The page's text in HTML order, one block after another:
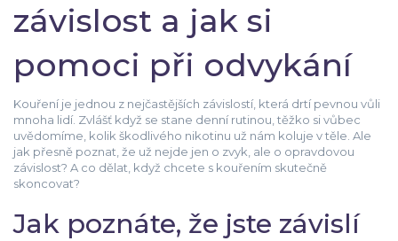
závislost a jak si
pomoci při odvykání
Kouření je jednou z nejčastějších závislostí, která drtí pevnou vůli
mnoha lidí. Zvlášť když se stane denní rutinou, těžko si vůbec
uvědomíme, kolik škodlivého nikotinu už nám koluje v těle. Ale
jak přesně poznat, že už nejde jen o zvyk, ale o opravdovou
závislost? A co dělat, když chcete s kouřením skutečně
skoncovat?
Jak poznáte, že jste závislí